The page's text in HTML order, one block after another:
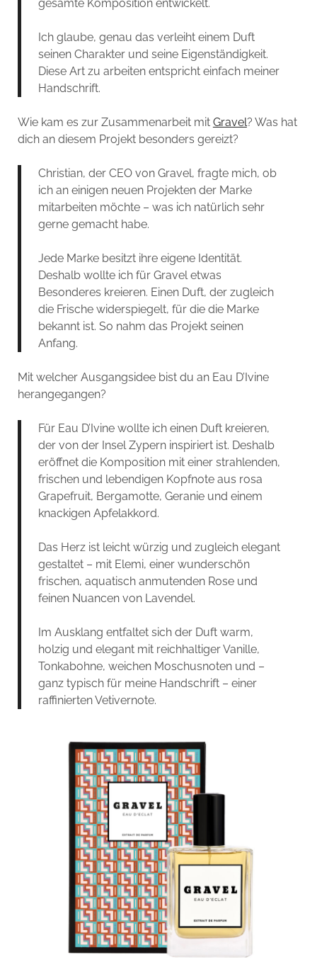
gesamte Komposition entwickelt.
Ich glaube, genau das verleiht einem Duft
seinen Charakter und seine Eigenständigkeit.
Diese Art zu arbeiten entspricht einfach meiner
Handschrift.
Wie kam es zur Zusammenarbeit mit Gravel? Was hat
dich an diesem Projekt besonders gereizt?
Christian, der CEO von Gravel, fragte mich, ob
ich an einigen neuen Projekten der Marke
mitarbeiten möchte – was ich natürlich sehr
gerne gemacht habe.
Jede Marke besitzt ihre eigene Identität.
Deshalb wollte ich für Gravel etwas
Besonderes kreieren. Einen Duft, der zugleich
die Frische widerspiegelt, für die die Marke
bekannt ist. So nahm das Projekt seinen
Anfang.
Mit welcher Ausgangsidee bist du an Eau D’Ivine
herangegangen?
Für Eau D’Ivine wollte ich einen Duft kreieren,
der von der Insel Zypern inspiriert ist. Deshalb
eröffnet die Komposition mit einer strahlenden,
frischen und lebendigen Kopfnote aus rosa
Grapefruit, Bergamotte, Geranie und einem
knackigen Apfelakkord.
Das Herz ist leicht würzig und zugleich elegant
gestaltet – mit Elemi, einer wunderschön
frischen, aquatisch anmutenden Rose und
feinen Nuancen von Lavendel.
Im Ausklang entfaltet sich der Duft warm,
holzig und elegant mit reichhaltiger Vanille,
Tonkabohne, weichen Moschusnoten und –
ganz typisch für meine Handschrift – einer
raffinierten Vetivernote.